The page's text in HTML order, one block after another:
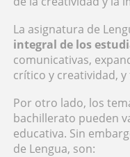
La asignatura de
integral de los
comunicativas,
crítico y creatividad,
Por otro lado, los
bachillerato pueden
educativa. Sin
de Lengua, son: